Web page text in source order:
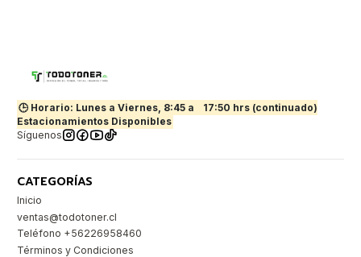
🕒 Horario: Lunes a Viernes, 8:45 a
17:50 hrs (continuado)
Estacionamientos Disponibles
Síguenos
CATEGORÍAS
Inicio
ventas@todotoner.cl
Teléfono +56226958460
Términos y Condiciones